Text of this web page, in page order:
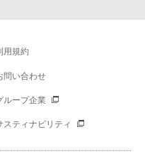
用規約
問い合わせ
ループ企業
スティナビリティ